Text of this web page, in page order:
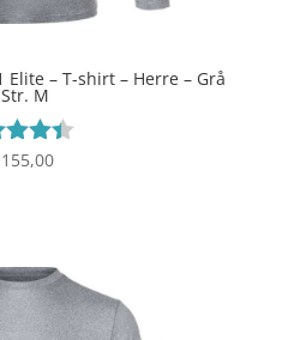
Elite – T-shirt – Herre – Grå
M
155,00